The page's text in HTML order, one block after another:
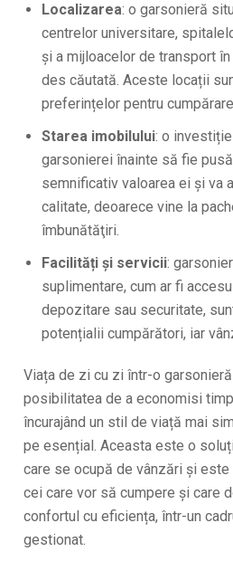
Localizarea: o garsonieră
centrelor universitare,
și a mijloacelor de transport
des căutată. Aceste locații
preferințelor pentru
Starea imobilului: o
garsonierei înainte să fie
semnificativ valoarea ei și va
calitate, deoarece vine la
îmbunătăţiri.
Facilități și servicii:
suplimentare, cum ar fi
depozitare sau securitate,
potențialii cumpărători, iar
Viața de zi cu zi într-o
posibilitatea de a economisi
încurajând un stil de viață mai
pe esențial. Aceasta este o
care se ocupă de vânzări şi
cei care vor să cumpere şi care
confortul cu eficiența, într-un
gestionat.